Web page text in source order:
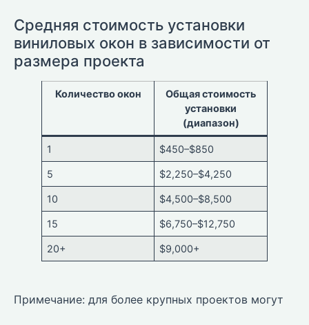
Средняя стоимость установки
виниловых окон в зависимости от
размера проекта
Количество окон
Общая стоимость
установки
(диапазон)
1 $450–$850
5 $2,250–$4,250
10 $4,500–$8,500
15 $6,750–$12,750
20+ $9,000+
Примечание: для более крупных проектов могут